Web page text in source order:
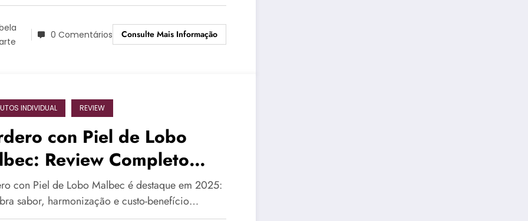
0 Comentários Consulte Mais Informação
INDIVIDUAL REVIEW
con Piel de Lobo
Review Completo
con Piel de Lobo Malbec é destaque em 2025:
sabor, harmonização e custo-benefício…